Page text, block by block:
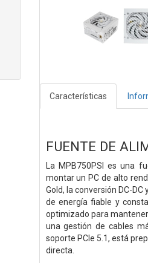
Características
FUENTE DE
La MPB750PSI es una
montar un PC de alto
Gold, la conversión DC-
de energía fiable y
optimizado para
una gestión de cables
soporte PCIe 5.1, está
directa.